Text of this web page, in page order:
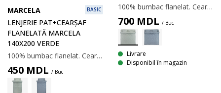
MARCELA BASIC
LENJERIE PAT+CEARȘAF
FLANELATĂ MARCELA
140X200 VERDE
100% bumbac flanelat. Cearșaf de plapumă 140x200 cm; cearșaf de pat 150x250 cm.
450 MDL / Buc
100% bumbac flanelat. Cearșaf de plapumă 200x220 cm; cearșaf de pat 240x260 cm.
700 MDL / Buc
Livrare
Disponibil în magazin